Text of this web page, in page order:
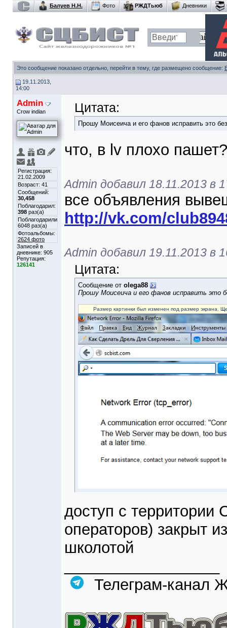
Балуев Н.Н. Фото РЖДТьюб Дневники
Это сообщение показано отдельно, перейти в тему, где размещено сообщение:
19.11.2013,
14:00
Admin
Crow indian
Регистрация:
21.02.2009
Возраст: 41
Сообщений:
30,458
Поблагодарил:
398 раз(а)
Поблагодарили
6048 раз(а)
Фотоальбомы:
2624 фото
Записей в
дневнике: 905
Репутация:
126141
Цитата:
Прошу Моисеича и его фанов исправить это
что, в lv плохо
Admin добавил 18.11.2013 в
все объявления
http://vk.com/
Admin добавил 19.11.2013 в
Цитата:
Сообщение от olega88
Прошу Моисеича и его фанов исправить это
Размер картинки был изменен под размер экрана.
доступ с территории
операторов) закрыт
школотой
Телеграм-